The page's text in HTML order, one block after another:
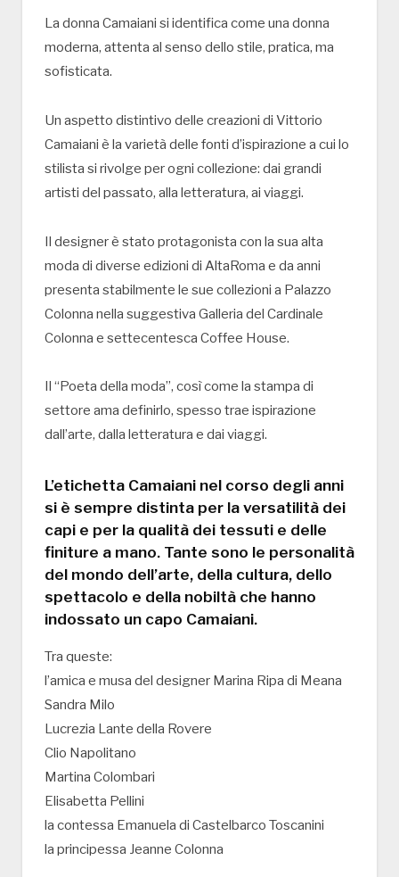
La donna Camaiani si identifica come una donna
moderna, attenta al senso dello stile, pratica, ma
sofisticata.
Un aspetto distintivo delle creazioni di Vittorio
Camaiani è la varietà delle fonti d’ispirazione a cui lo
stilista si rivolge per ogni collezione: dai grandi
artisti del passato, alla letteratura, ai viaggi.
Il designer è stato protagonista con la sua alta
moda di diverse edizioni di AltaRoma e da anni
presenta stabilmente le sue collezioni a Palazzo
Colonna nella suggestiva Galleria del Cardinale
Colonna e settecentesca Coffee House.
Il “Poeta della moda”, così come la stampa di
settore ama definirlo, spesso trae ispirazione
dall’arte, dalla letteratura e dai viaggi.
L’etichetta Camaiani nel corso degli anni
si è sempre distinta per la versatilità dei
capi e per la qualità dei tessuti e delle
finiture a mano. Tante sono le personalità
del mondo dell’arte, della cultura, dello
spettacolo e della nobiltà che hanno
indossato un capo Camaiani.
Tra queste:
l’amica e musa del designer Marina Ripa di Meana
Sandra Milo
Lucrezia Lante della Rovere
Clio Napolitano
Martina Colombari
Elisabetta Pellini
la contessa Emanuela di Castelbarco Toscanini
la principessa Jeanne Colonna